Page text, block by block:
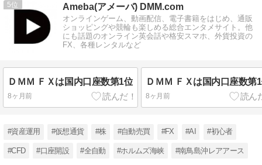
5 Ameba(アメーバ) DMM.com
オンラインゲーム、動画配信、電子書籍をはじめ、通販
ショッピングや競輪も楽しめる総合エンタメサイト。他
にも話題のオンライン英会話や格安スマホ、外貨投資の
FX、各種レンタルなど
ＤＭＭ ＦＸは国内口座数第1位
8ヶ月前
ＤＭＭ ＦＸは国内口座数第
8ヶ月前
#資産運用 #仮想通貨 #株 #自動売買 #FX #AI #初心者
#CFD #口座開設 #全自動 #ホルムズ海峡 #南鳥島沖レアアース